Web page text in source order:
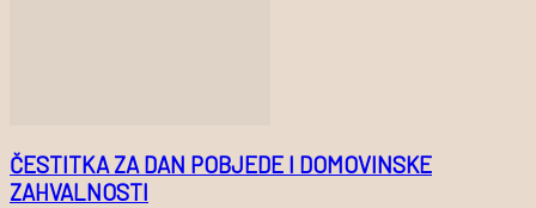
ČESTITKA ZA DAN POBJEDE I DOMOVINSKE
ZAHVALNOSTI